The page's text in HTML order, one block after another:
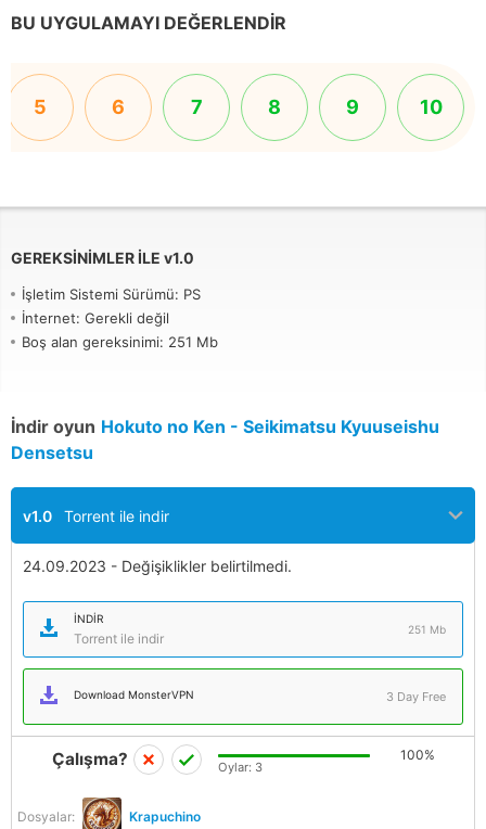
BU UYGULAMAYI DEĞERLENDIR
5 6 7 8 9 10
GEREKSINIMLER ILE v1.0
İşletim Sistemi Sürümü: PS
İnternet: Gerekli değil
Boş alan gereksinimi: 251 Mb
İndir oyun Hokuto no Ken - Seikimatsu Kyuuseishu
Densetsu
v1.0 Torrent ile indir
24.09.2023 - Değişiklikler belirtilmedi.
İNDIR
Torrent ile indir
251 Mb
Download MonsterVPN 3 Day Free
Dosyalar: Krapuchino
Çalışma? 100%
Oylar: 3